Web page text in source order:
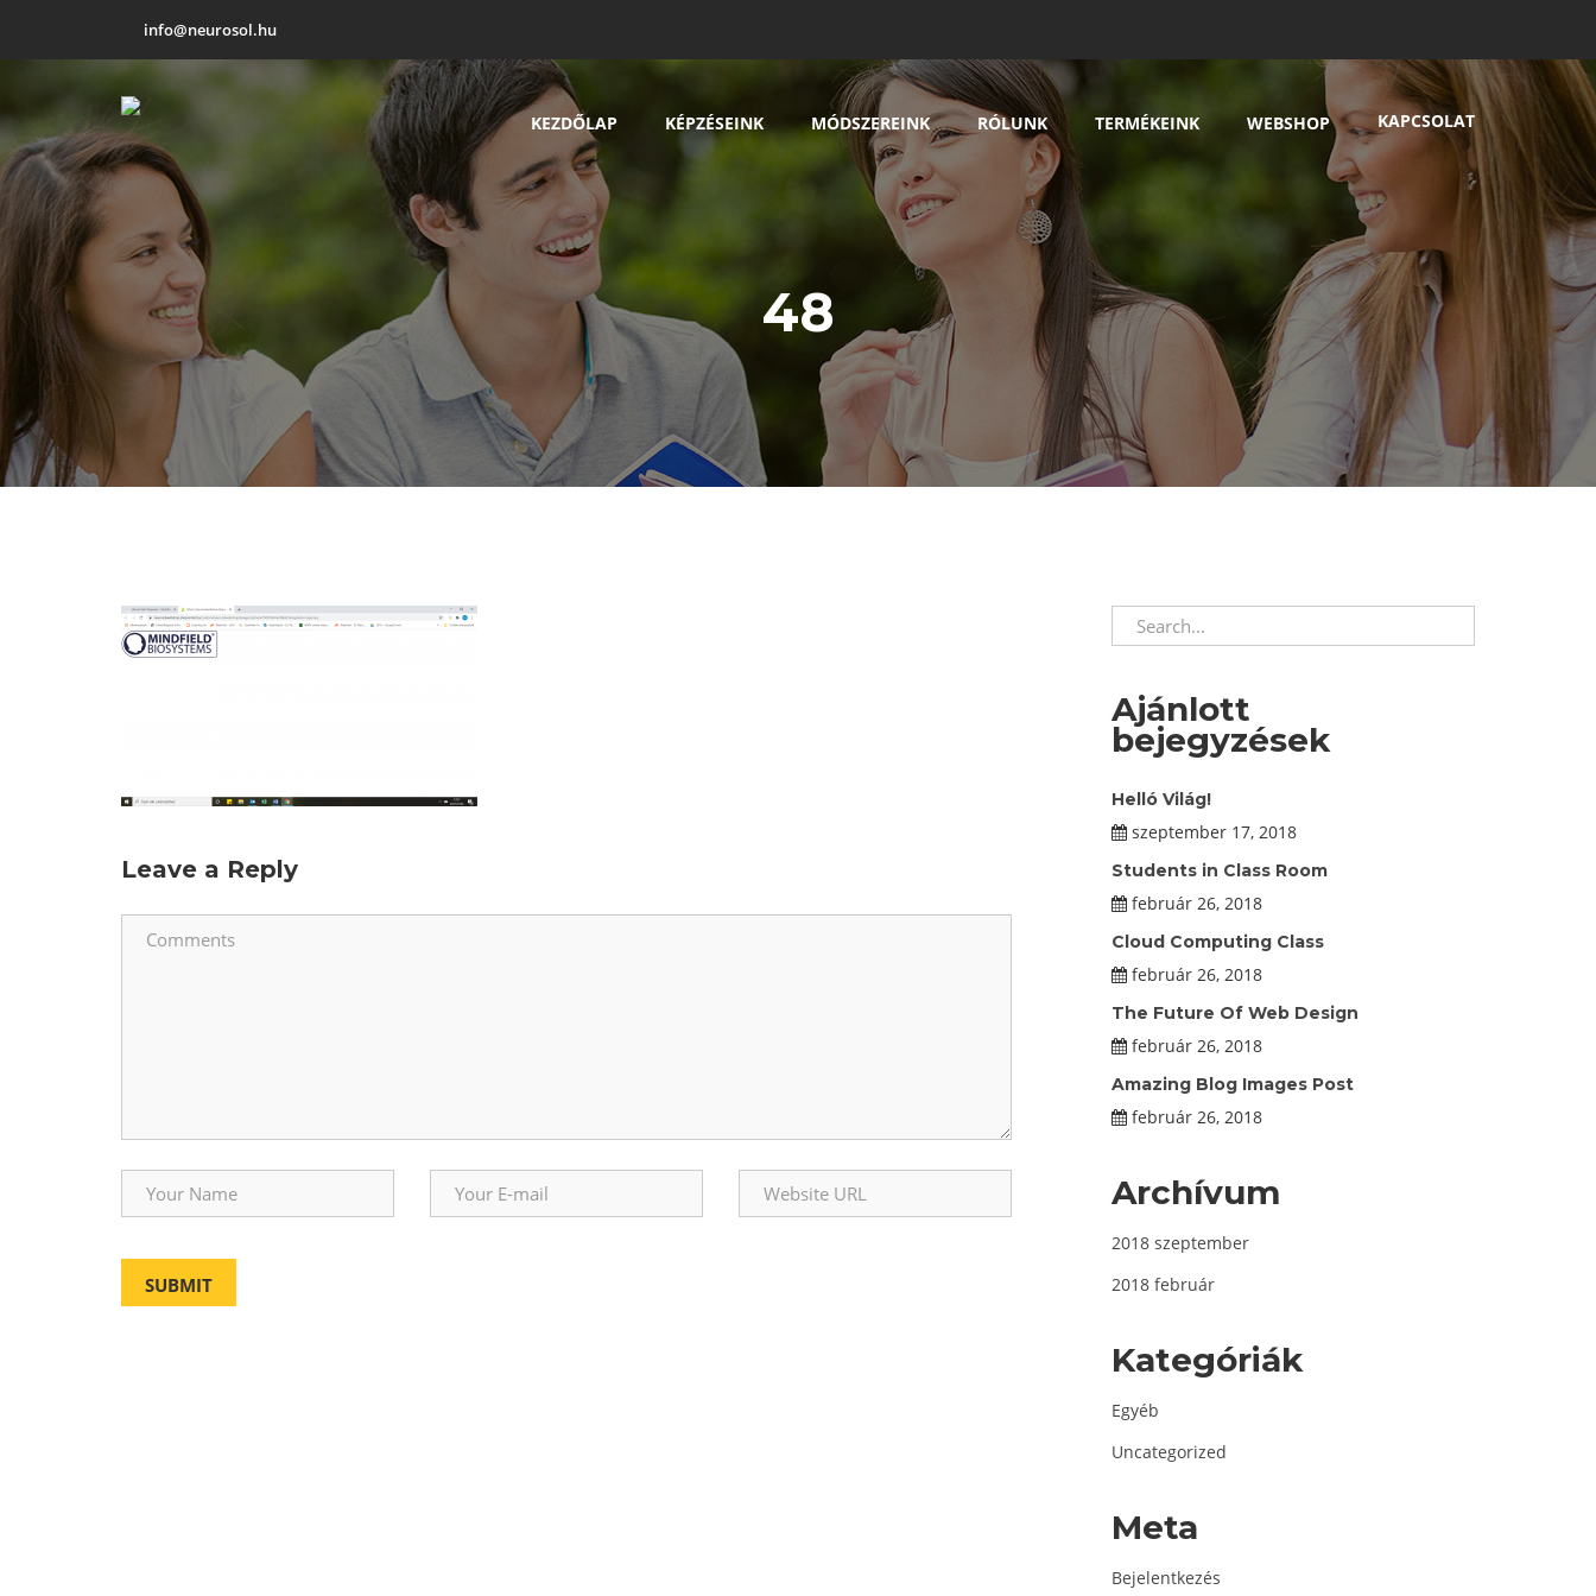
info@neurosol.hu
KEZDŐLAP KÉPZÉSEINK MÓDSZEREINK RÓLUNK TERMÉKEINK WEBSHOP KAPCSOLAT
48
Leave a Reply
Ajánlott
bejegyzések
Helló Világ!
szeptember 17, 2018
Students in Class Room
február 26, 2018
Cloud Computing Class
február 26, 2018
The Future Of Web Design
február 26, 2018
Amazing Blog Images Post
február 26, 2018
Archívum
2018 szeptember
2018 február
Kategóriák
Egyéb
Uncategorized
Meta
Bejelentkezés